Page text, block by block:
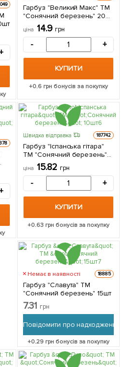
Гарбуз "Великий Макс" ТМ
"Сонячний березень" 20шт
NEW
ціна 14.9 грн
- +
КУПИТИ
+0.6 грн бонусів за покупку
Швидка відправка 187742
Гарбуз "Іспанська гітара"
ТМ "Сонячний березень"
10шт
ціна 15.82 грн
- +
КУПИТИ
+0.63грн бонусів за покупку
Немає в наявності 18885
Гарбуз "Славута" ТМ
"Сонячний березень" 15шт
7.31 грн
Повідомити про надходження
+0.29грн бонусів за покупку